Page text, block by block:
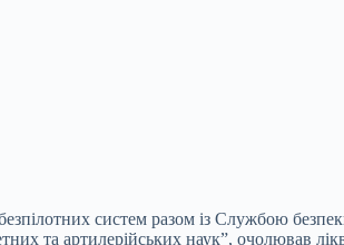
систем разом із Службою
та артилерійських наук”, очолював